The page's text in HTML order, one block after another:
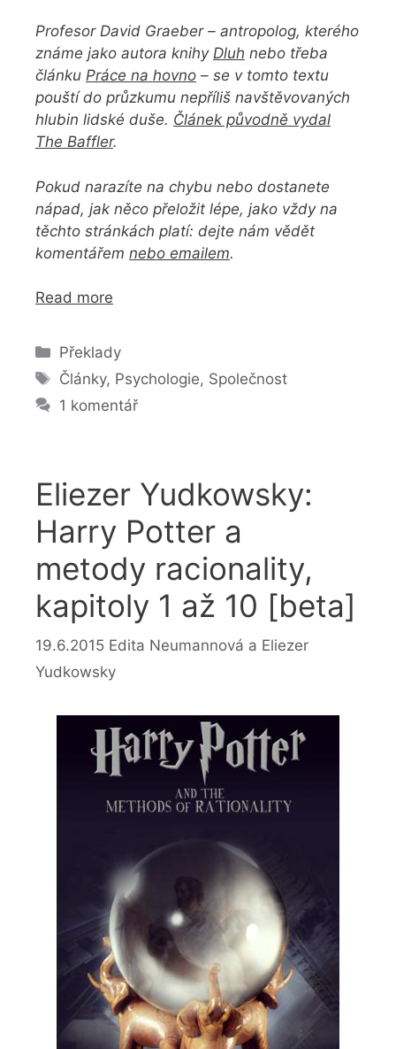
Profesor David Graeber – antropolog, kterého
známe jako autora knihy Dluh nebo třeba
článku Práce na hovno – se v tomto textu
pouští do průzkumu nepříliš navštěvovaných
hlubin lidské duše. Článek původně vydal
The Baffler.
Pokud narazíte na chybu nebo dostanete
nápad, jak něco přeložit lépe, jako vždy na
těchto stránkách platí: dejte nám vědět
komentářem nebo emailem.
Read more
Rubriky
Překlady
Štítky
Články, Psychologie, Společnost
1 komentář
Eliezer Yudkowsky:
Harry Potter a
metody racionality,
kapitoly 1 až 10 [beta]
19.6.2015 Edita Neumannová a Eliezer
Yudkowsky